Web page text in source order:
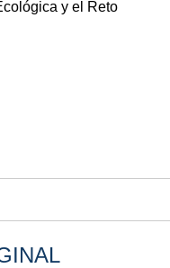
y el Reto